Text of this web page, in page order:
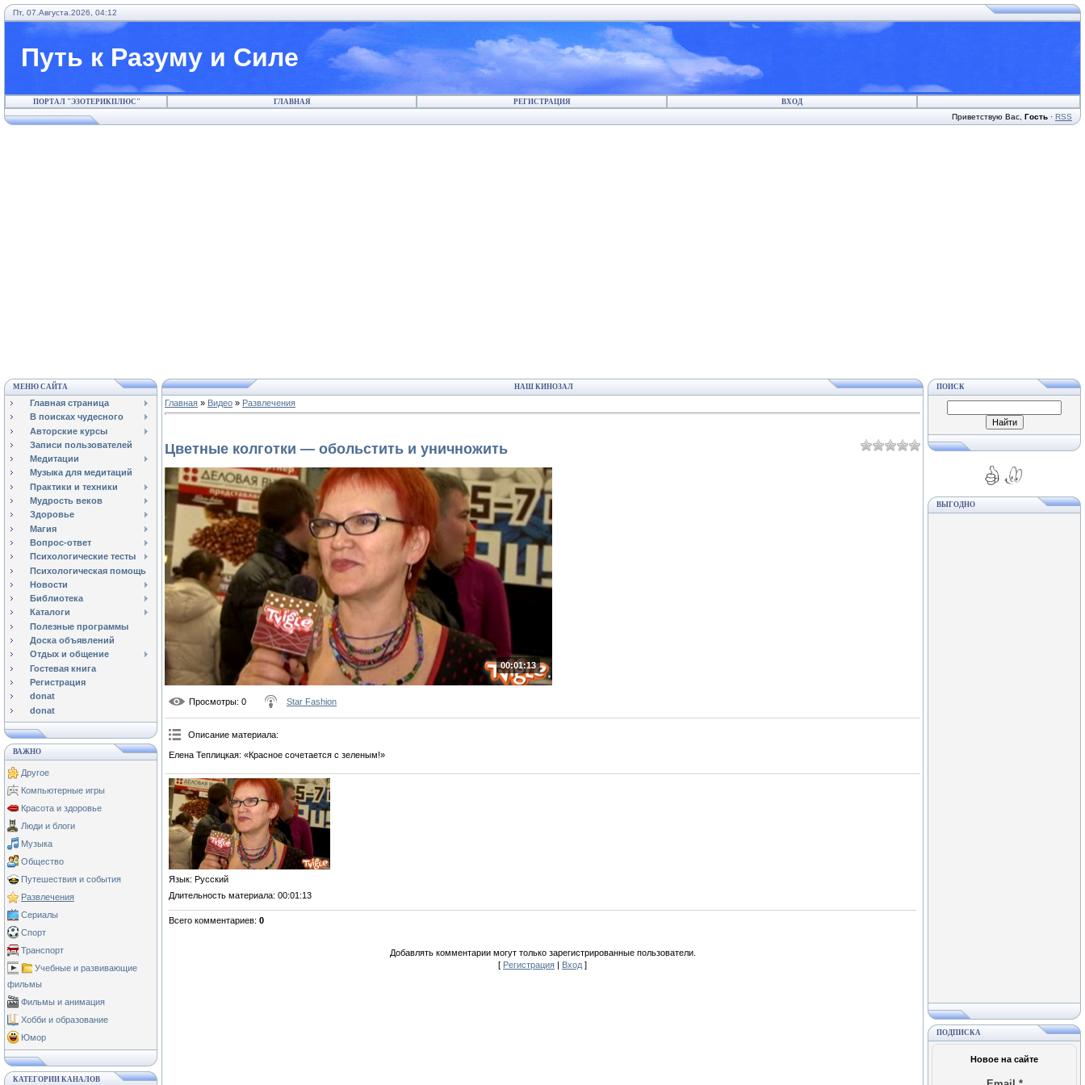
Пт, 07.Августа.2026, 04:12
Путь к Разуму и Силе
ПОРТАЛ "ЭЗОТЕРИКПЛЮС" ГЛАВНАЯ РЕГИСТРАЦИЯ ВХОД
Приветствую Вас Гость · RSS
МЕНЮ САЙТА
Главная страница
В поисках чудесного
Авторские курсы
Записи пользователей
Медитации
Музыка для медитаций
Практики и техники
Мудрость веков
Здоровье
Магия
Вопрос-ответ
Психологические тесты
Психологическая помощь
Новости
Библиотека
Каталоги
Полезные программы
Доска объявлений
Отдых и общение
Гостевая книга
Регистрация
donat
donat
ВАЖНО
Другое
Компьютерные игры
Красота и здоровье
Люди и блоги
Музыка
Общество
Путешествия и события
Развлечения
Сериалы
Спорт
Транспорт
Учебные и развивающие
фильмы
Фильмы и анимация
Хобби и образование
Юмор
КАТЕГОРИИ КАНАЛОВ
НАШ КИНОЗАЛ
Главная » Видео » Развлечения
Цветные колготки — обольстить и уничножить
00:01:13
Просмотры: 0 Star Fashion
Описание материала:
Елена Теплицкая: «Красное сочетается с зеленым!»
Язык: Русский
Длительность материала: 00:01:13
Всего комментариев: 0
Добавлять комментарии могут только зарегистрированные пользователи.
[ Регистрация | Вход ]
ПОИСК
ВЫГОДНО
ПОДПИСКА
Новое на сайте